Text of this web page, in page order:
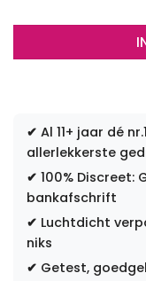
✔ Al 11+ jaar dé
allerlekkerste
✔ 100% Discreet:
bankafschrift
✔ Luchtdicht
niks
✔ Getest,